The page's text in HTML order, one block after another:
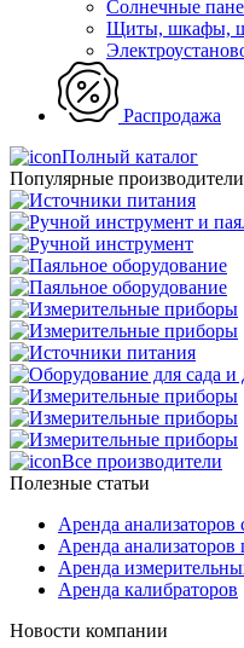
Солнечные
Щиты, шкафы,
Распродажа
Полный каталог
Популярные производители
Все производители
Полезные статьи
Аренда анализаторов
Аренда анализаторов
Аренда
Аренда калибраторов
Новости компании